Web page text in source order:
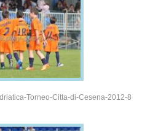
Torneo-Citta-di-Cesena-2012-8